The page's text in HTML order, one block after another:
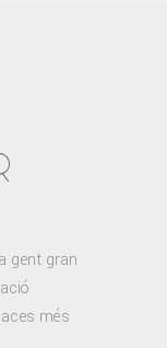
gent gran
més